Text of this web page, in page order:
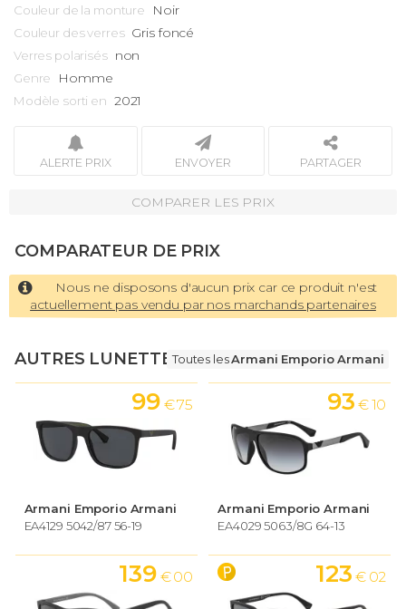
Couleur de la monture Noir
Couleur des verres Gris foncé
Verres polarisés non
Genre Homme
Modèle sorti en 2021
ALERTE PRIX ENVOYER PARTAGER
COMPARER LES PRIX
COMPARATEUR DE PRIX
Nous ne disposons d'aucun prix car ce produit n'est
actuellement pas vendu par nos marchands partenaires
AUTRES LUNETTESToutes lesArmani Emporio Armani
Armani Emporio Armani
EA4129 5042/87 56-19
99 € 75
Armani Emporio Armani
EA4029 5063/8G 64-13
93 € 10
139 € 00 123 € 02